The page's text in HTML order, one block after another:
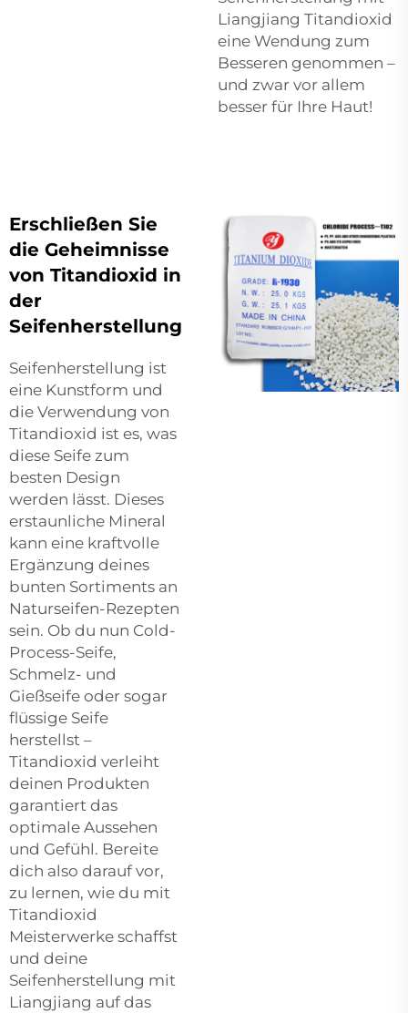
Liangjiang Titandioxid
eine Wendung zum
Besseren genommen –
und zwar vor allem
besser für Ihre Haut!
Erschließen Sie
die Geheimnisse
von Titandioxid in
der
Seifenherstellung
Seifenherstellung ist
eine Kunstform und
die Verwendung von
Titandioxid ist es, was
diese Seife zum
besten Design
werden lässt. Dieses
erstaunliche Mineral
kann eine kraftvolle
Ergänzung deines
bunten Sortiments an
Naturseifen-Rezepten
sein. Ob du nun Cold-
Process-Seife,
Schmelz- und
Gießseife oder sogar
flüssige Seife
herstellst –
Titandioxid verleiht
deinen Produkten
garantiert das
optimale Aussehen
und Gefühl. Bereite
dich also darauf vor,
zu lernen, wie du mit
Titandioxid
Meisterwerke schaffst
und deine
Seifenherstellung mit
Liangjiang auf das